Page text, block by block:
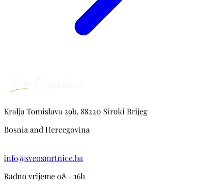
Kralja Tomislava 29b, 88220 Siroki Brijeg
Bosnia and Hercegovina
info@sveosmrtnice.ba
Radno vrijeme 08 - 16h